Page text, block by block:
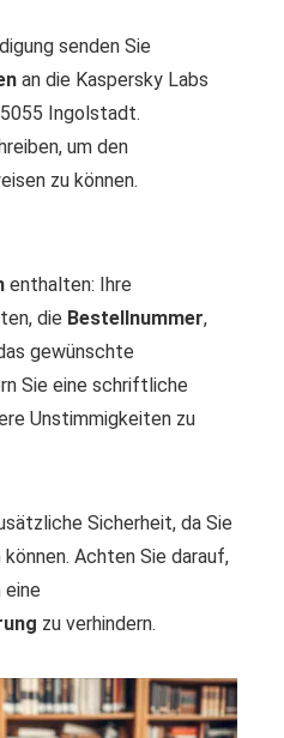
senden Sie
an die Kaspersky Labs
Ingolstadt.
um den
zu können.
enthalten: Ihre
die Bestellnummer,
gewünschte
Sie eine schriftliche
Unstimmigkeiten zu
Sicherheit, da Sie
Achten Sie darauf,
eine
zu verhindern.